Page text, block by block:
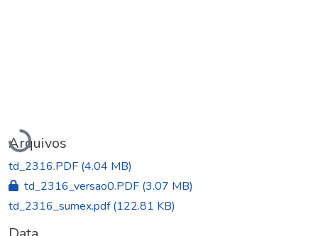
Carregando...
Arquivos
td_2316.PDF (4.04 MB)
td_2316_versao0.PDF (3.07 MB)
td_2316_sumex.pdf(122.81 KB)